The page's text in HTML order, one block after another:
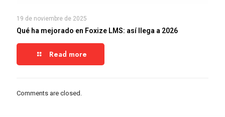
19 de noviembre de 2025
Qué ha mejorado en Foxize LMS: así llega a 2026
Read more
Comments are closed.